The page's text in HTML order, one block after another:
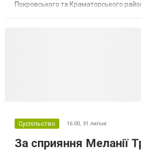
Покровського та Краматорського
Суспільство 16:00, 31 липня
За сприяння Меланії